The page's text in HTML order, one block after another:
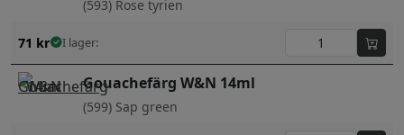
(593) Rose tyrien
71 kr I lager:
Gouachefärg W&N 14ml
(599) Sap green